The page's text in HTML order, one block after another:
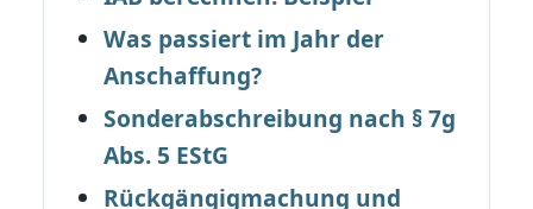
Was passiert im Jahr der
Anschaffung?
Sonderabschreibung nach § 7g
Abs. 5 EStG
Rückgängigmachung und